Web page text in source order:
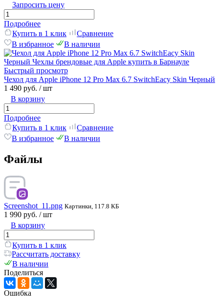
Запросить цену
Подробнее
Купить в 1 клик
Сравнение
В избранное
В наличии
Быстрый просмотр
Чехол для Apple iPhone 12 Pro Max 6.7 SwitchEacy Skin Черный
1 490 руб. / шт
В корзину
Подробнее
Купить в 1 клик
Сравнение
В избранное
В наличии
Файлы
Screenshot_11.png Картинки, 117.8 КБ
1 990 руб. / шт
В корзину
Купить в 1 клик
Рассчитать доставку
В наличии
Поделиться
Ошибка